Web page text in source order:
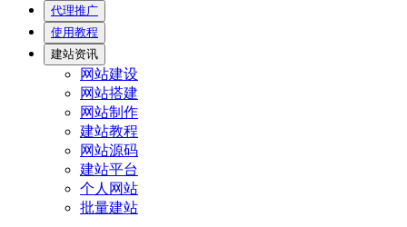
代理推广
使用教程
建站资讯
网站建设
网站搭建
网站制作
建站教程
网站源码
建站平台
个人网站
批量建站